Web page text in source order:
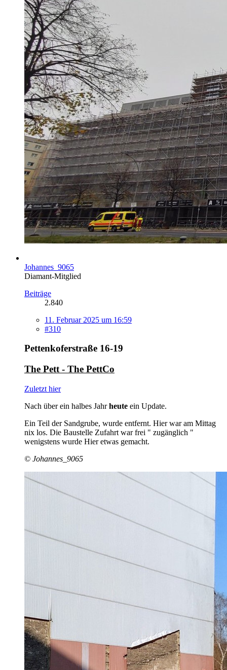
Johannes_9065
Diamant-Mitglied
Beiträge
2.840
11. Februar 2025 um 16:59
#310
Pettenkoferstraße 16-19
The Pett - The PettCo
Zuletzt hier
Nach über ein halbes Jahrheute ein Update.
Ein Teil der Sandgrube, wurde entfernt. Hier war am Mittag
nix los. Die Baustelle Zufahrt war frei " zugänglich "
wenigstens wurde Hier etwas gemacht.
© Johannes_9065